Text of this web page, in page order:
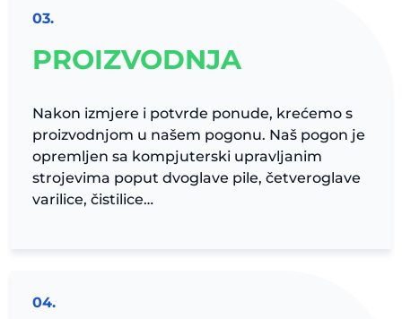
03.
PROIZVODNJA
Nakon izmjere i potvrde ponude, krećemo s
proizvodnjom u našem pogonu. Naš pogon je
opremljen sa kompjuterski upravljanim
strojevima poput dvoglave pile, četveroglave
varilice, čistilice…
04.